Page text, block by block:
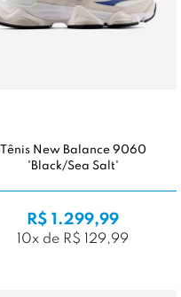
Tênis New Balance 9060
'Black/Sea Salt'
R$ 1.299,99
10x de R$ 129,99